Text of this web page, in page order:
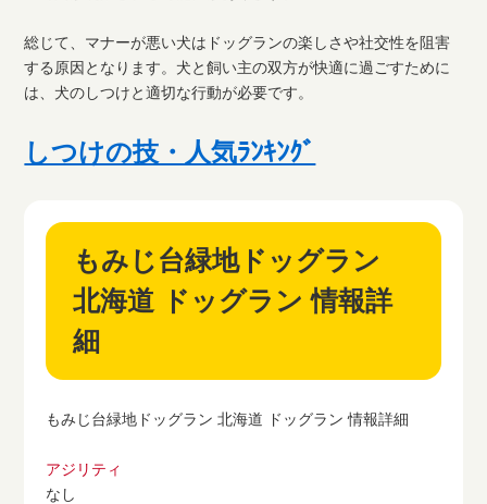
総じて、マナーが悪い犬はドッグランの楽しさや社交性を阻害
する原因となります。犬と飼い主の双方が快適に過ごすために
は、犬のしつけと適切な行動が必要です。
しつけの技・人気ﾗﾝｷﾝｸﾞ
もみじ台緑地ドッグラン
北海道 ドッグラン 情報詳
細
もみじ台緑地ドッグラン 北海道 ドッグラン 情報詳細
アジリティ
なし